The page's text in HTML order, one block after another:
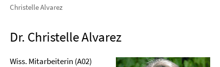
Christelle Alvarez
Dr. Christelle Alvarez
Wiss. Mitarbeiterin (A02)